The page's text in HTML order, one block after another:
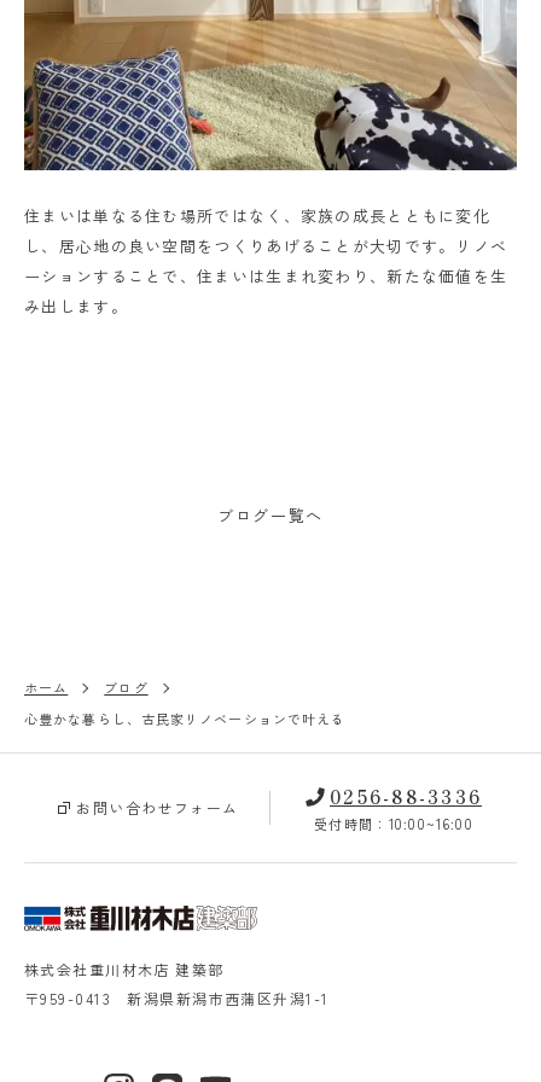
住まいは単なる住む場所ではなく、家族の成長とともに変化
し、居心地の良い空間をつくりあげることが大切です。リノベ
ーションすることで、住まいは生まれ変わり、新たな価値を生
み出します。
ブログ一覧へ
ホーム
ブログ
心豊かな暮らし、古民家リノベーションで叶える
株式会社重川材木店 建築部
〒959-0413 新潟県新潟市西蒲区升潟1-1
お問い合わせフォーム 0256-88-3336
受付時間：10:00~16:00